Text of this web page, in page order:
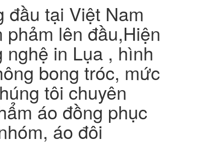
đầu tại Việt Nam
lên đầu,Hiện
in Lụa , hình
bong tróc, mức
tôi chuyên
áo đồng phục
áo đôi